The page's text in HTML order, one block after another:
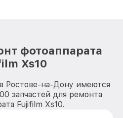
фотоаппарата
Xs10
Ростове-на-Дону имеются
запчастей для ремонта
Fujifilm Xs10.